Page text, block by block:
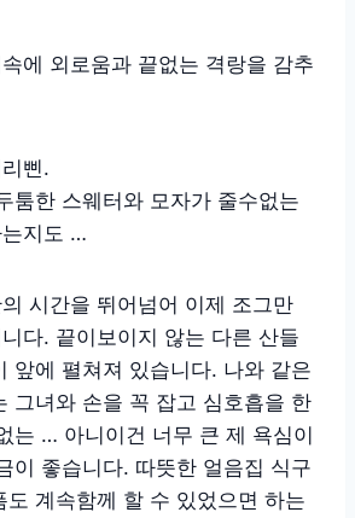
에 외로움과 끝없는 격랑을 감추
삔.
툼한 스웨터와 모자가 줄수없는
는지도 …
시간을 뛰어넘어 이제 조그만
다. 끝이보이지 않는 다른 산들
앞에 펼쳐져 있습니다. 나와 같은
그녀와 손을 꼭 잡고 심호흡을 한
는 … 아니이건 너무 큰 제 욕심이
이 좋습니다. 따뜻한 얼음집 식구
도 계속함께 할 수 있었으면 하는